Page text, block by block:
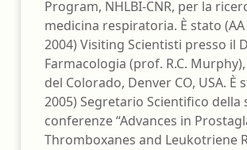
Program, NHLBI-CNR, per la
medicina respiratoria. È stato (AA
2004) Visiting Scientisti presso il
Farmacologia (prof. R.C.
del Colorado, Denver CO, USA. È
2005) Segretario Scientifico della
conferenze “Advances in
Thromboxanes and Leukotriene